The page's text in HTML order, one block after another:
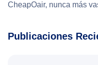
CheapOair, nunca más
Publicaciones